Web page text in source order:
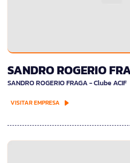
SANDRO ROGERIO
SANDRO ROGERIO FRAGA - Clube ACIF
VISITAR EMPRESA